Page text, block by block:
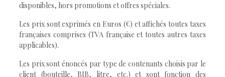
disponibles, hors promotions et offres spéciales.
Les prix sont exprimés en Euros (€) et affichés toutes taxes
françaises comprises (TVA française et toutes autres taxes
applicables).
Les prix sont énoncés par type de contenants choisis par le
client (bouteille, BIB, litre, etc.) et sont fonction des